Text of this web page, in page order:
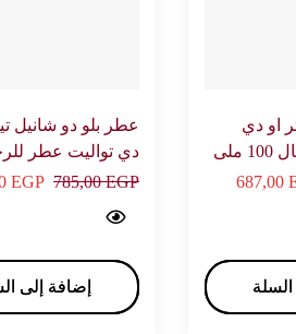
او دي
تواليت عطر للرجال 100 ملى
687,00
Sauvage
عطر بلو دو شانيل
ملى – شانيل
785,00EGP
EGP
إضافة إلى
Bleu de chanel Tester eau de toilette For men 100 ml - CHANEL…
إضافة إلى